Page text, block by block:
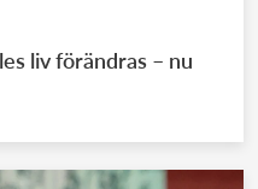
liv förändras – nu